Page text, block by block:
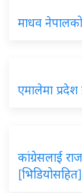
माधव
एमालेमा प्रदेश
कांग्रेसलाई
[भिडियोसहित]